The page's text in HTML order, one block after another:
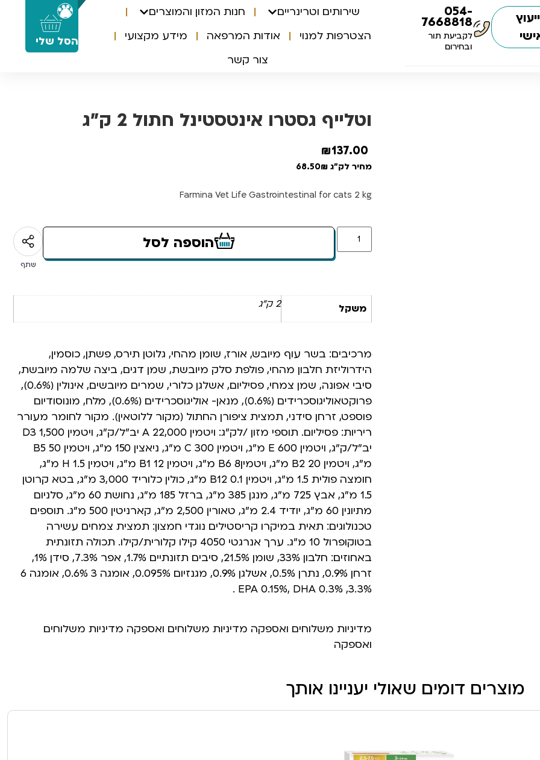
0
הסל שלי
054-
7668818
לקביעת תור
ובחירום
שירותים וטרינריים
חנות המזון והמוצרים
הצטרפות למנוי
אודות המרפאה
מידע מקצועי
צור קשר
וטלייף גסטרו אינטסטינל חתול 2 ק”ג
137.00
₪
מחיר לק"ג 68.50₪
Farmina Vet Life Gastrointestinal for cats 2 kg
הוספה לסל
שתף
משקל 2 ק"ג
מרכיבים: בשר עוף מיובש, אורז, שומן מהחי, גלוטן תירס, פשתן, כוסמין,
הידרוליזת חלבון מהחי, פולפת סלק מיובשת, שמן דגים, ביצה שלמה מיובשת,
סיבי אפונה, שמן צמחי, פסיליום, אשלגן כלורי, שמרים מיובשים, אינולין (0.6%),
פרוקטאוליגוסכרידים (0.6%), מנאן- אוליגוסכרידים (0.6%), מלח, מונוסודיום
פוספט, זרחן סידני, תמצית ציפורן החתול (מקור ללוטאין). מקור לחומר מעורר
ריריות: פסיליום. תוספי מזון /לק”ג: ויטמין A 22,000 יב”ל/ק”ג, ויטמין D3 1,500
יב”ל/ק”ג, ויטמין 600 E מ”ג, ויטמין C 300 מ”ג, ניאצין 150 מ”ג, ויטמין B5 50
מ”ג, ויטמין B2 20 מ”ג, ויטמיןB6 8 מ”ג, ויטמין B1 12 מ”ג, ויטמין H 1.5 מ”ג,
חומצה פולית 1.5 מ”ג, ויטמין B12 0.1 מ”ג, כולין כלוריד 3,000 מ”ג, בטא קרוטן
1.5 מ”ג, אבץ 725 מ”ג, מנגן 385 מ”ג, ברזל 185 מ”ג, נחושת 60 מ”ג, סלניום
מתיונין 60 מ”ג, יודיד 2.4 מ”ג, טאורין 2,500 מ”ג, קארניטין 500 מ”ג. תוספים
טכנולוגים: תאית במיקרו קריסטילים נוגדי חמצון: תמצית צמחים עשירה
בטוקופרול 10 מ”ג. ערך אנרגטי 4050 קילו קלורית/קילו. תכולה תזונתית
באחוזים: חלבון 33%, שומן 21.5%, סיבים תזונתיים 1.7%, אפר 7.3%, סידן 1%,
זרחן 0.9%, נתרן 0.5%, אשלגן 0.9%, מגנזיום 0.095%, אומגה 3 0.6%, אומגה 6
3.3%, EPA 0.15%, DHA 0.3% .
מדיניות משלוחים ואספקה מדיניות משלוחים ואספקה מדיניות משלוחים
ואספקה
מוצרים דומים שאולי יעניינו אותך